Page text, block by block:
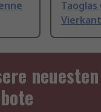
neuesten